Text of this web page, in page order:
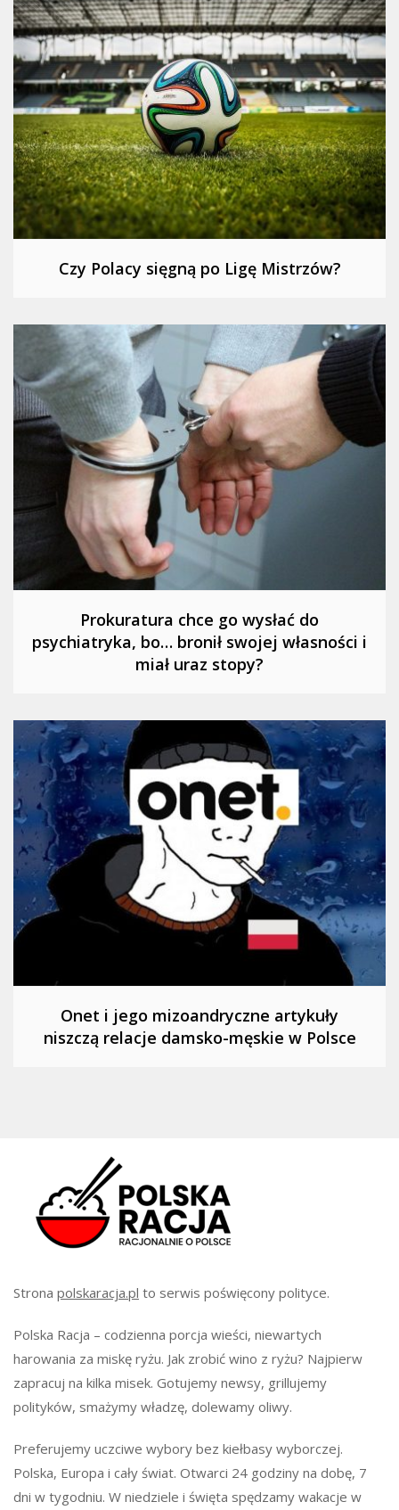
Czy Polacy sięgną po Ligę Mistrzów?
Prokuratura chce go wysłać do
psychiatryka, bo… bronił swojej własności i
miał uraz stopy?
Onet i jego mizoandryczne artykuły
niszczą relacje damsko-męskie w Polsce
Strona polskaracja.pl to serwis poświęcony polityce.
Polska Racja – codzienna porcja wieści, niewartych
harowania za miskę ryżu. Jak zrobić wino z ryżu? Najpierw
zapracuj na kilka misek. Gotujemy newsy, grillujemy
polityków, smażymy władzę, dolewamy oliwy.
Preferujemy uczciwe wybory bez kiełbasy wyborczej.
Polska, Europa i cały świat. Otwarci 24 godziny na dobę, 7
dni w tygodniu. W niedziele i święta spędzamy wakacje w